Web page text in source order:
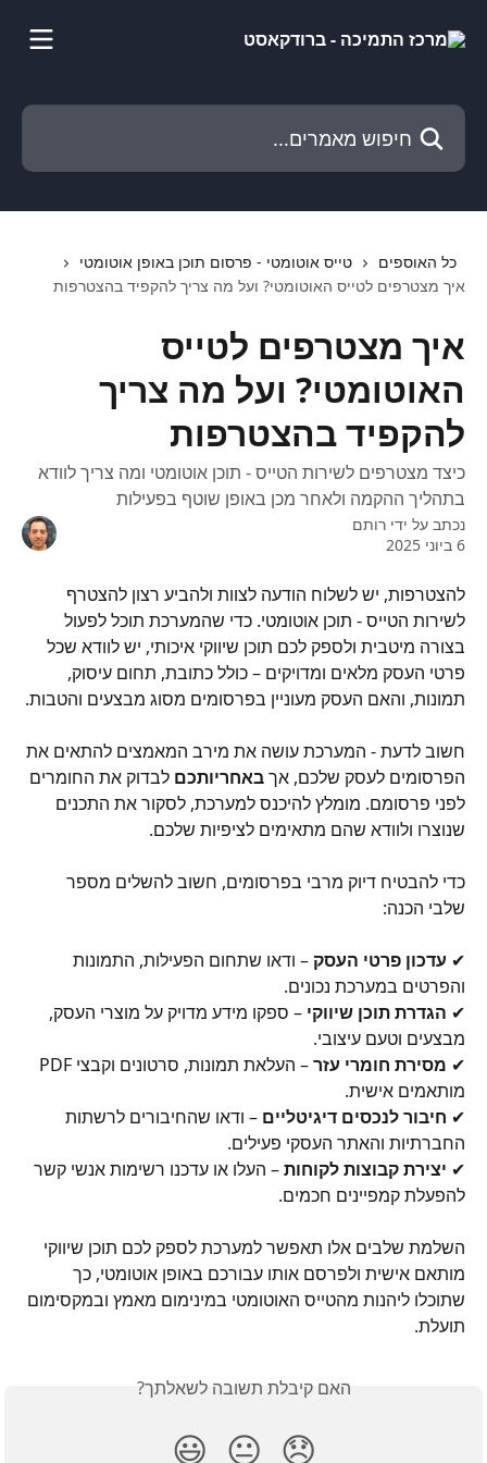
חיפוש מאמרים...
כל האוספים
טייס אוטומטי - פרסום תוכן באופן אוטומטי
איך מצטרפים לטייס האוטומטי? ועל מה צריך להקפיד בהצטרפות
איך מצטרפים לטייס
האוטומטי? ועל מה צריך
להקפיד בהצטרפות
כיצד מצטרפים לשירות הטייס - תוכן אוטומטי ומה צריך לוודא
בתהליך ההקמה ולאחר מכן באופן שוטף בפעילות
נכתב על ידי רותם
6 ביוני 2025
להצטרפות, יש לשלוח הודעה לצוות ולהביע רצון להצטרף
לשירות הטייס - תוכן אוטומטי. כדי שהמערכת תוכל לפעול
בצורה מיטבית ולספק לכם תוכן שיווקי איכותי, יש לוודא שכל
פרטי העסק מלאים ומדויקים – כולל כתובת, תחום עיסוק,
תמונות, והאם העסק מעוניין בפרסומים מסוג מבצעים והטבות.
חשוב לדעת - המערכת עושה את מירב המאמצים להתאים את
הפרסומים לעסק שלכם, אך באחריותכם לבדוק את החומרים
לפני פרסומם. מומלץ להיכנס למערכת, לסקור את התכנים
שנוצרו ולוודא שהם מתאימים לציפיות שלכם.
כדי להבטיח דיוק מרבי בפרסומים, חשוב להשלים מספר
שלבי הכנה:
✔ עדכון פרטי העסק – ודאו שתחום הפעילות, התמונות
והפרטים במערכת נכונים.
✔ הגדרת תוכן שיווקי – ספקו מידע מדויק על מוצרי העסק,
מבצעים וטעם עיצובי.
✔ מסירת חומרי עזר
מותאמים אישית.
✔ חיבור לנכסים דיגיטליים – ודאו שהחיבורים לרשתות
החברתיות והאתר העסקי פעילים.
✔ יצירת קבוצות לקוחות – העלו או עדכנו רשימות אנשי קשר
להפעלת קמפיינים חכמים.
השלמת שלבים אלו תאפשר למערכת לספק לכם תוכן שיווקי
מותאם אישית ולפרסם אותו עבורכם באופן אוטומטי, כך
שתוכלו ליהנות מהטייס האוטומטי במינימום מאמץ ובמקסימום
תועלת.
האם קיבלת תשובה לשאלתך?
😞
😐
😃